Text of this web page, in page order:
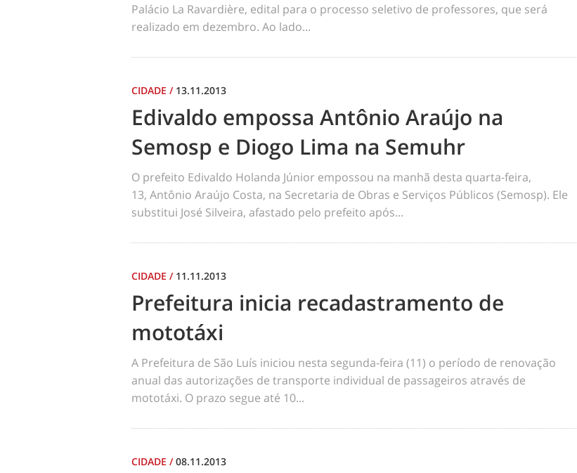
Palácio La Ravardière, edital para o processo seletivo de professores, que será
realizado em dezembro. Ao lado...
CIDADE / 13.11.2013
Edivaldo empossa Antônio Araújo na
Semosp e Diogo Lima na Semuhr
O prefeito Edivaldo Holanda Júnior empossou na manhã desta quarta-feira,
13, Antônio Araújo Costa, na Secretaria de Obras e Serviços Públicos (Semosp). Ele
substitui José Silveira, afastado pelo prefeito após...
CIDADE / 11.11.2013
Prefeitura inicia recadastramento de
mototáxi
A Prefeitura de São Luís iniciou nesta segunda-feira (11) o período de renovação
anual das autorizações de transporte individual de passageiros através de
mototáxi. O prazo segue até 10...
CIDADE /08.11.2013